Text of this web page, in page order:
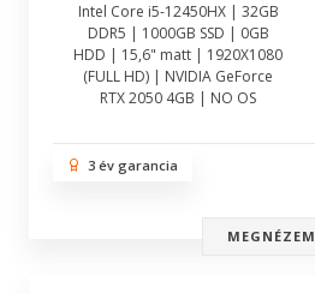
Intel Core i5-12450HX | 32GB
DDR5 | 1000GB SSD | 0GB
HDD | 15,6" matt | 1920X1080
(FULL HD) | NVIDIA GeForce
RTX 2050 4GB | NO OS
3 év garancia
MEGNÉZEM